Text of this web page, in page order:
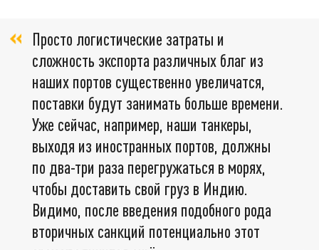
Просто логистические затраты и
сложность экспорта различных благ из
наших портов существенно увеличатся,
поставки будут занимать больше времени.
Уже сейчас, например, наши танкеры,
выходя из иностранных портов, должны
по два-три раза перегружаться в морях,
чтобы доставить свой груз в Индию.
Видимо, после введения подобного рода
вторичных санкций потенциально этот